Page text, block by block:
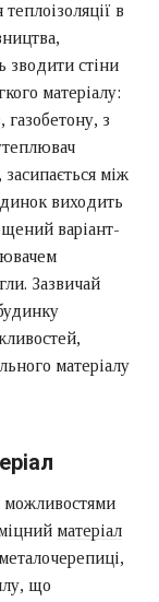
в
зводити стіни
матеріалу:
газобетону, з
засипається між
виходить
варіант-
Зазвичай
матеріалу
можливостями
матеріал
що